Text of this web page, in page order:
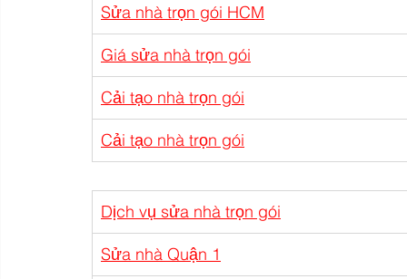
Sửa nhà trọn gói HCM
Giá sửa nhà trọn gói
Cải tạo nhà trọn gói
Cải tạo nhà trọn gói
Dịch vụ sửa nhà trọn gói
Sửa nhà Quận 1